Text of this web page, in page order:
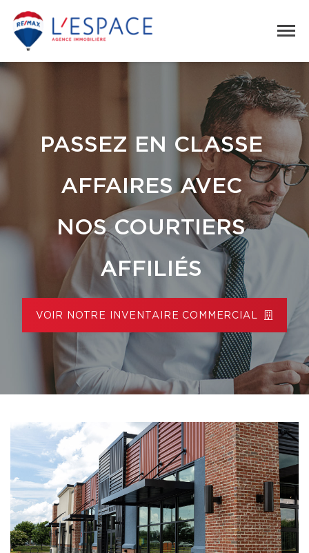
PASSEZ EN CLASSE
AFFAIRES AVEC
NOS COURTIERS
AFFILIÉS
VOIR NOTRE INVENTAIRE COMMERCIAL